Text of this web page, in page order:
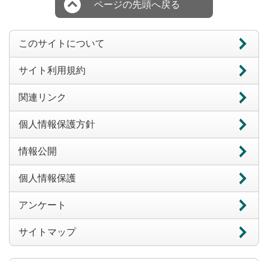
ページの先頭へ戻る
このサイトについて
サイト利用規約
関連リンク
個人情報保護方針
情報公開
個人情報保護
アンケート
サイトマップ